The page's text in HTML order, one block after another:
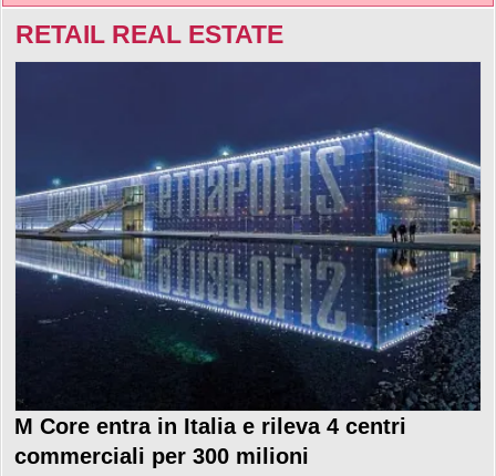
RETAIL REAL ESTATE
M Core entra in Italia e rileva 4 centri
commerciali per 300 milioni